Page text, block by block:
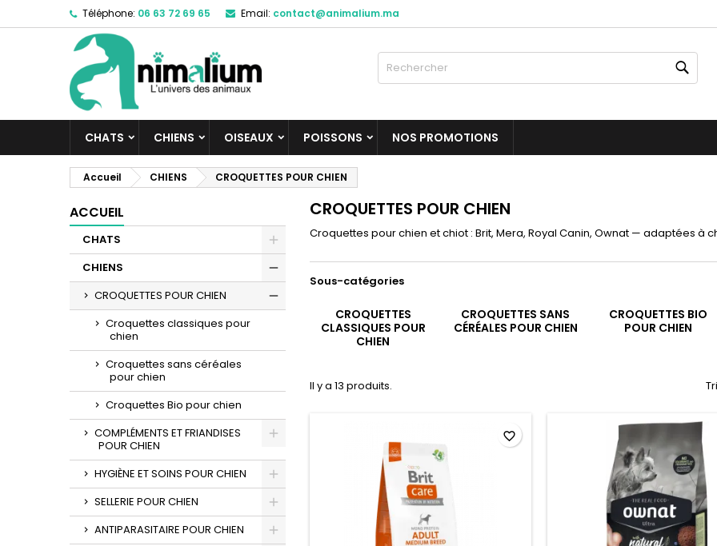
Téléphone: 06 63 72 69 65 Email: contact@animalium.ma
CHATS CHIENS OISEAUX POISSONS NOS PROMOTIONS
Accueil CHIENS CROQUETTES POUR CHIEN
ACCUEIL
CHATS
CHIENS
CROQUETTES POUR CHIEN
Croquettes classiques pour
chien
Croquettes sans céréales
pour chien
Croquettes Bio pour chien
COMPLÉMENTS ET FRIANDISES
POUR CHIEN
HYGIÈNE ET SOINS POUR CHIEN
SELLERIE POUR CHIEN
ANTIPARASITAIRE POUR CHIEN
CROQUETTES POUR CHIEN
Croquettes pour chien et chiot : Brit, Mera, Royal Canin, Ownat — adaptées à
Sous-catégories
CROQUETTES
CLASSIQUES POUR
CHIEN
CROQUETTES SANS
CÉRÉALES POUR CHIEN
CROQUETTES BIO
POUR CHIEN
Il y a 13 produits.
favorite_border
Mes listes d'envies
Créer une nouvelle liste
((modalTitle))
((confirmMessage))
((cancelText))
Créer une liste d'envies
Connexion
Vous devez être connecté pour ajouter des produits à votre liste
Annuler